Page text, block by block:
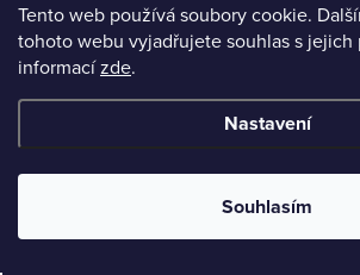
Tento web používá soubory cookie.
tohoto webu vyjadřujete souhlas s
informacízde.
Nastavení
Souhlasím